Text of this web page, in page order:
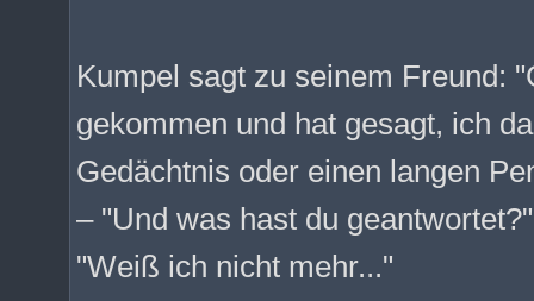
Kumpel sagt zu seinem Freund:
gekommen und hat gesagt, ich
Gedächtnis oder einen langen
– "Und was hast du geantwortet?"
"Weiß ich nicht mehr..."